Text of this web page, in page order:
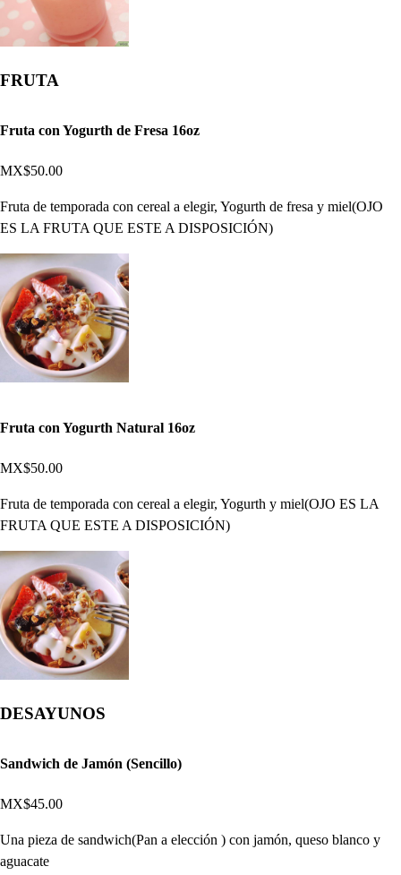
FRUTA
Fruta con Yogurth de Fresa 16oz
MX$50.00
Fruta de temporada con cereal a elegir, Yogurth de fresa y miel(OJO
ES LA FRUTA QUE ESTE A DISPOSICIÓN)
Fruta con Yogurth Natural 16oz
MX$50.00
Fruta de temporada con cereal a elegir, Yogurth y miel(OJO ES LA
FRUTA QUE ESTE A DISPOSICIÓN)
DESAYUNOS
Sandwich de Jamón (Sencillo)
MX$45.00
Una pieza de sandwich(Pan a elección ) con jamón, queso blanco y
aguacate